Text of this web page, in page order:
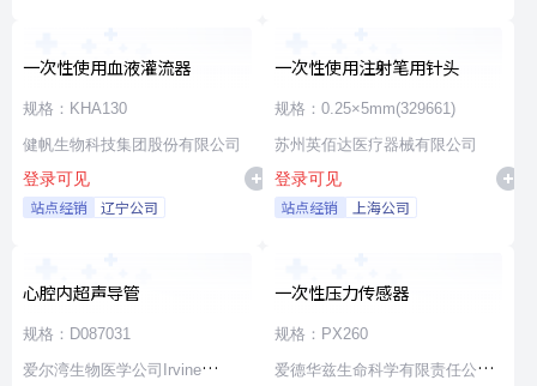
一次性使用血液灌流器
规格：KHA130
健帆生物科技集团股份有限公司
登录可见
站点经销 辽宁公司
一次性使用注射笔用针头
规格：0.25×5mm(329661)
苏州英佰达医疗器械有限公司
登录可见
站点经销 上海公司
心腔内超声导管
规格：D087031
爱尔湾生物医学公司Irvine
一次性压力传感器
规格：PX260
爱德华兹生命科学有限责任公司